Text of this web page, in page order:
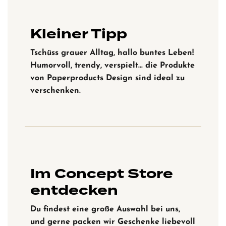
Kleiner Tipp
Tschüss grauer Alltag, hallo buntes Leben!
Humorvoll, trendy, verspielt… die Produkte
von Paperproducts Design sind ideal zu
verschenken.
Im Concept Store
entdecken
Du findest eine große Auswahl bei uns,
und gerne packen wir Geschenke liebevoll